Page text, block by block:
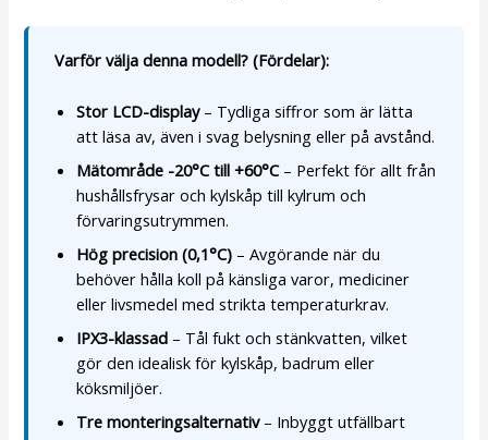
Varför välja denna modell? (Fördelar):
Stor LCD-display– Tydliga siffror som är lätta
att läsa av, även i svag belysning eller på avstånd.
Mätområde -20°C till +60°C– Perfekt för allt från
hushållsfrysar och kylskåp till kylrum och
förvaringsutrymmen.
Hög precision (0,1°C) – Avgörande när du
behöver hålla koll på känsliga varor, mediciner
eller livsmedel med strikta temperaturkrav.
IPX3-klassad – Tål fukt och stänkvatten, vilket
gör den idealisk för kylskåp, badrum eller
köksmiljöer.
Tre monteringsalternativ– Inbyggt utfällbart